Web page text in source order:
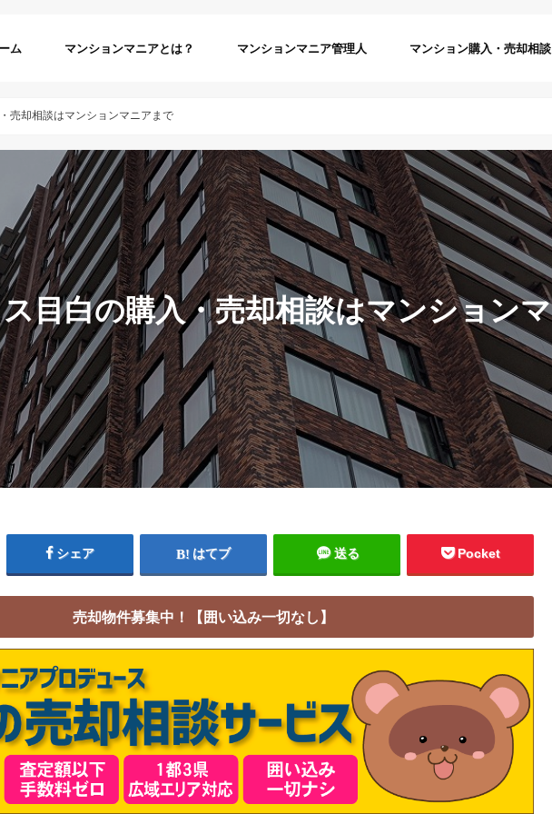
ム マンションマニアとは？ マンションマニア管理人 マンション購入・売却相談
売却相談はマンションマニアまで
目白の購入・売却相談はマンションマ
シェア はてブ 送る Pocket
売却物件募集中！【囲い込み一切なし】